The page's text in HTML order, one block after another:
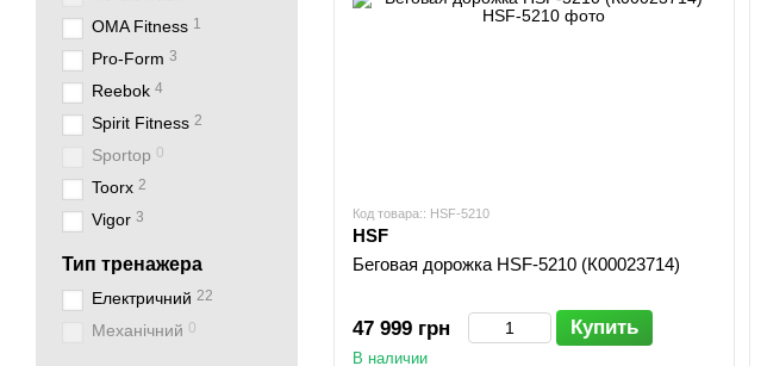
Код товара:: HSF-5210
HSF
Беговая дорожка HSF-5210 (К00023714)
47 999 грн Купить
В наличии
OMA Fitness 1
Pro-Form 3
Reebok 4
Spirit Fitness 2
Sportop 0
Toorx 2
Vigor 3
Тип тренажера
Електричний 22
Механічний 0